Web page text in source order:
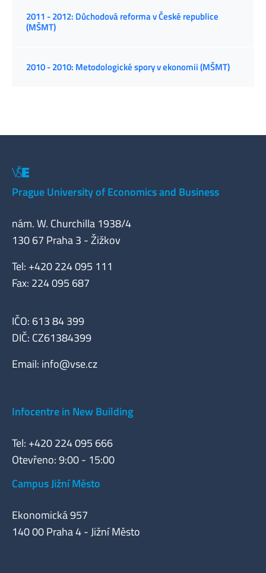
2011 - 2012: Důchodová reforma v České republice
(MŠMT)
2010 - 2010: Metodologické spory v ekonomii (MŠMT)
Prague University of Economics and Business
nám. W. Churchilla 1938/4
130 67 Praha 3 - Žižkov
Tel: +420 224 095 111
Fax: 224 095 687
IČO: 613 84 399
DIČ: CZ61384399
Email: info@vse.cz
Infocentre in New Building
Tel: +420 224 095 666
Otevřeno: 9:00 - 15:00
Campus Jižní Město
Ekonomická 957
140 00 Praha 4 - Jižní Město